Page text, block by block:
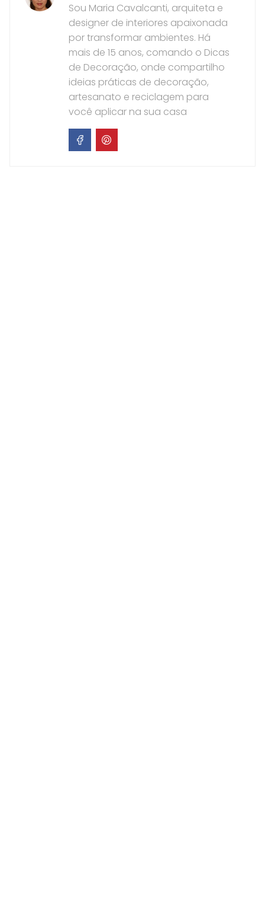
Sou Maria Cavalcanti, arquiteta e
designer de interiores apaixonada
por transformar ambientes. Há
mais de 15 anos, comando o Dicas
de Decoração, onde compartilho
ideias práticas de decoração,
artesanato e reciclagem para
você aplicar na sua casa